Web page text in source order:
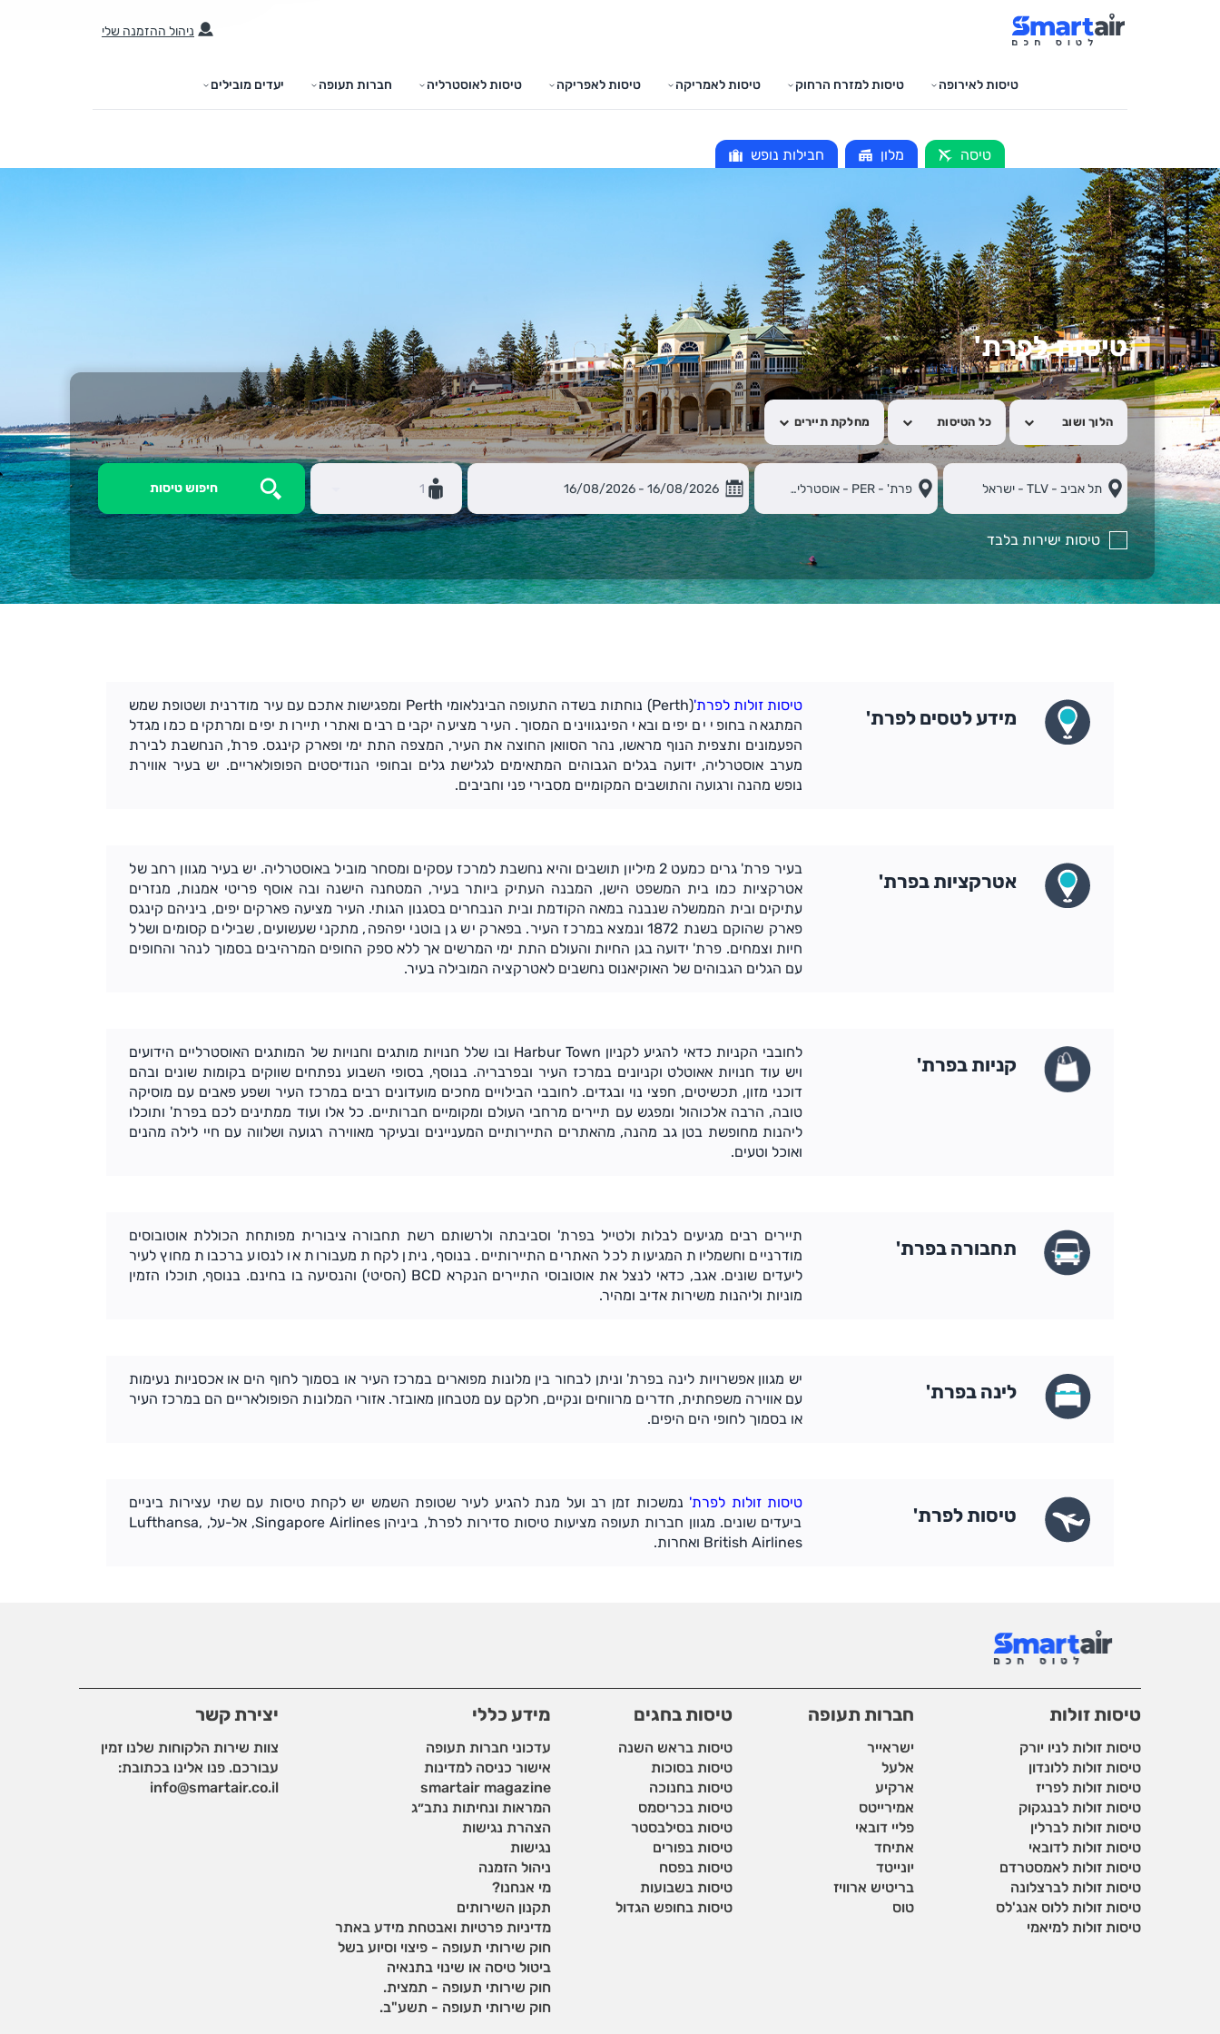
ניהול ההזמנה שלי
טיסה מלון חבילות נופש
טיסות לאירופה טיסות למזרח הרחוק טיסות לאמריקה טיסות לאפריקה טיסות לאוסטרליה חברות תעופה יעדים מובילים
טיסות לפרת'
1
הלוך ושוב כל הטיסות מחלקת תיירים
טיסות ישירות בלבד
מידע לטסים לפרת'
טיסות זולות לפרת'
(Perth) נוחתות בשדה התעופה הבינלאומי Perth ומפגישות אתכם עם עיר מודרנית ושטופת שמש
המתגאה בחופי ים יפים ובאי הפינגווינים המסוך. העיר מציעה יקבים רבים ואתרי תיירות יפים ומרתקים כמו מגדל
הפעמונים ותצפית הנוף מראשו, נהר הסוואן החוצה את העיר, המצפה התת ימי ופארק קינגס. פרת', הנחשבת לבירת
מערב אוסטרליה, ידועה בגלים הגבוהים המתאימים לגלישת גלים ובחופי הנודיסטים הפופולאריים. יש בעיר אווירת
נופש מהנה ורגועה והתושבים המקומיים מסבירי פני וחביבים.
אטרקציות בפרת'
בעיר פרת' גרים כמעט 2 מיליון תושבים והיא נחשבת למרכז עסקים ומסחר מוביל באוסטרליה. יש בעיר מגוון רחב של
אטרקציות כמו בית המשפט הישן, המבנה העתיק ביותר בעיר, המטחנה הישנה ובה אוסף פריטי אמנות, מנזרים
עתיקים ובית הממשלה שנבנה במאה הקודמת ובית הנבחרים בסגנון הגותי. העיר מציעה פארקים יפים, ביניהם קינגס
פארק שהוקם בשנת 1872 ונמצא במרכז העיר. בפארק יש גן בוטני יפהפה, מתקני שעשועים, שבילים קסומים ושלל
חיות וצמחים. פרת' ידועה בגן החיות והעולם התת ימי המרשים אך ללא ספק החופים המרהיבים בסמוך לנהר והחופים
עם הגלים הגבוהים של האוקיאנוס נחשבים לאטרקציה המובילה בעיר.
קניות בפרת'
לחובבי הקניות כדאי להגיע לקניון Harbur Town ובו שלל חנויות מותגים וחנויות של המותגים האוסטרליים הידועים
ויש עוד חנויות אאוטלט וקניונים במרכז העיר ובפרבריה. בנוסף, בסופי השבוע נפתחים שווקים בקומות שונים ובהם
דוכני מזון, תכשיטים, חפצי נוי ובגדים. לחובבי הבילויים מחכים מועדונים רבים במרכז העיר ושפע פאבים עם מוסיקה
טובה, הרבה אלכוהול ומפגש עם תיירים מרחבי העולם ומקומיים חברותיים. כל אלו ועוד ממתינים לכם בפרת' ותוכלו
ליהנות מחופשת בטן גב מהנה, מהאתרים התיירותיים המעניינים ובעיקר מאווירה רגועה ושלווה עם חיי לילה מהנים
ואוכל וטעים.
תחבורה בפרת'
תיירים רבים מגיעים לבלות ולטייל בפרת' וסביבתה ולרשותם רשת תחבורה ציבורית מפותחת הכוללת אוטובוסים
מודרניים וחשמליות המגיעות לכל האתרים התיירותיים. בנוסף, ניתן לקחת מעבורות או לנסוע ברכבות מחוץ לעיר
ליעדים שונים. אגב, כדאי לנצל את אוטובוסי התיירים הנקרא BCD (הסיטי) והנסיעה בו בחינם. בנוסף, תוכלו הזמין
מוניות וליהנות משירות אדיב ומהיר.
לינה בפרת'
יש מגוון אפשרויות לינה בפרת' וניתן לבחור בין מלונות מפוארים במרכז העיר או בסמוך לחוף הים או אכסניות נעימות
עם אווירה משפחתית, חדרים מרווחים ונקיים, חלקם עם מטבחון מאובזר. אזורי המלונות הפופולאריים הם במרכז העיר
או בסמוך לחופי הים היפים.
טיסות לפרת'
טיסות זולות לפרת' נמשכות זמן רב ועל מנת להגיע לעיר שטופת השמש יש לקחת טיסות עם שתי עצירות ביניים
ביעדים שונים. מגוון חברות תעופה מציעות טיסות סדירות לפרת', ביניהן Singapore Airlines, אל-על, Lufthansa,
British Airlines ואחרות.
טיסות זולות
טיסות זולות לניו יורק
טיסות זולות ללונדון
טיסות זולות לפריז
טיסות זולות לבנגקוק
טיסות זולות לברלין
טיסות זולות לדובאי
טיסות זולות לאמסטרדם
טיסות זולות לברצלונה
טיסות זולות ללוס אנג'לס
טיסות זולות למיאמי
חברות תעופה
ישראייר
אלעל
ארקיע
אמירייטס
פליי דובאי
אתיחד
יונייטד
בריטיש ארוויז
טוס
טיסות בחגים
טיסות בראש השנה
טיסות בסוכות
טיסות בחנוכה
טיסות בכריסמס
טיסות בסילבסטר
טיסות בפורים
טיסות בפסח
טיסות בשבועות
טיסות בחופש הגדול
מידע כללי
עדכוני חברות תעופה
אישור כניסה למדינות
smartair magazine
המראות ונחיתות נתב״ג
הצהרת נגישות
נגישות
ניהול הזמנה
מי אנחנו?
תקנון השירותים
מדיניות פרטיות ואבטחת מידע באתר
חוק שירותי תעופה - פיצוי וסיוע בשל
ביטול טיסה או שינוי בתנאיה
חוק שירותי תעופה - תמצית.
חוק שירותי תעופה - תשע"ב.
יצירת קשר
צוות שירות הלקוחות שלנו זמין
עבורכם. פנו אלינו בכתובת:
info@smartair.co.il